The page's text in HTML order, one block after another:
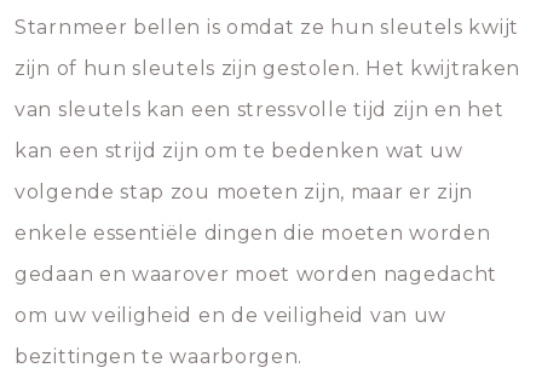
Starnmeer bellen is omdat ze hun sleutels kwijt
zijn of hun sleutels zijn gestolen. Het kwijtraken
van sleutels kan een stressvolle tijd zijn en het
kan een strijd zijn om te bedenken wat uw
volgende stap zou moeten zijn, maar er zijn
enkele essentiële dingen die moeten worden
gedaan en waarover moet worden nagedacht
om uw veiligheid en de veiligheid van uw
bezittingen te waarborgen.